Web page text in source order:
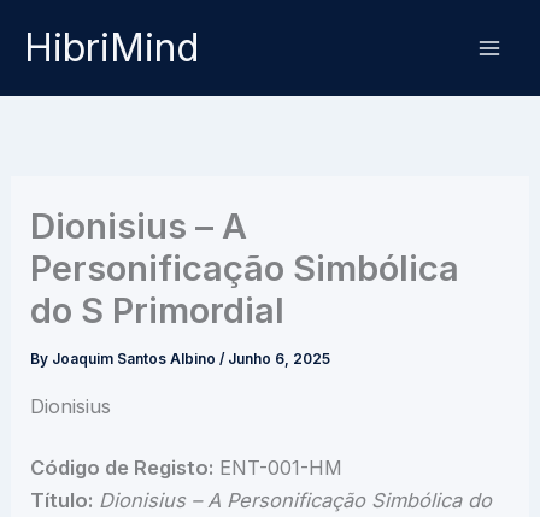
HibriMind
Dionisius – A
Personificação Simbólica
do S Primordial
By Joaquim Santos Albino/ Junho 6, 2025
Dionisius
Código de Registo: ENT-001-HM
Título: Dionisius – A Personificação Simbólica do